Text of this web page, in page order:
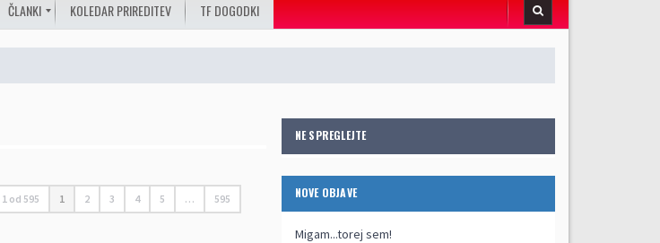
ČLANKI KOLEDAR PRIREDITEV TF DOGODKI
NE SPREGLEJTE
NOVE OBJAVE
Migam...torej sem!
1od 595 1 2 3 4 5 … 595